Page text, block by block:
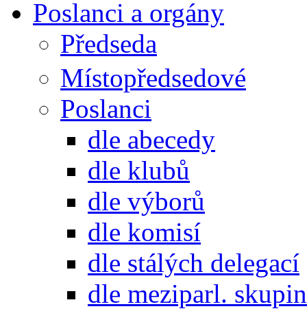
Poslanci a orgány
Předseda
Místopředsedové
Poslanci
dle abecedy
dle klubů
dle výborů
dle komisí
dle stálých delegací
dle meziparl. skupin